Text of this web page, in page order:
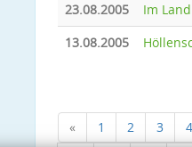
23.08.2005 Im
13.08.2005
« 1 2 3 4